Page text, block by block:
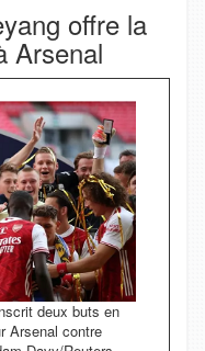
offre la
Arsenal
deux buts en
Arsenal contre